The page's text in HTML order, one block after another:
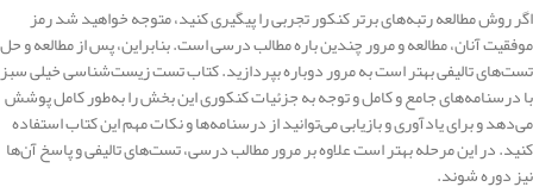
اگر روش مطالعه رتبه‌های برتر کنکور تجربی را پیگیری کنید، متوجه خواهید شد رمز
موفقیت آنان، مطالعه و مرور چندین ‌باره مطالب درسی است. بنابراین، پس از مطالعه و حل
تست‌های تالیفی بهتر است به مرور دوباره بپردازید. کتاب تست زیست‌شناسی خیلی سبز
با درسنامه‌های جامع و کامل و توجه به جزئیات کنکوری این بخش را به‌طور کامل پوشش
می‌دهد و برای یادآوری و بازیابی می‌توانید از درسنامه‌ها و نکات مهم این کتاب استفاده
کنید. در این مرحله بهتر است علاوه بر مرور مطالب درسی، تست‌های تالیفی و پاسخ آن‌ها
نیز دوره شوند.